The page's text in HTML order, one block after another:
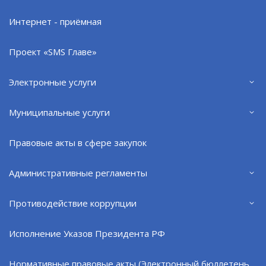
Интернет - приёмная
Проект «SMS Главе»
Электронные услуги
Муниципальные услуги
Правовые акты в сфере закупок
Административные регламенты
Противодействие коррупции
Исполнение Указов Президента РФ
Нормативные правовые акты (Электронный бюллетень
Министерство труда и социального развития
местного самоуправления проводит работу по
опекунами совершеннолетних недееспособных
1. Что такое опека над совершеннолетними